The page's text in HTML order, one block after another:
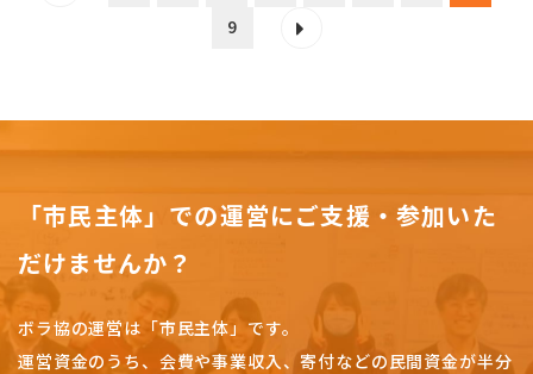
9
「市民主体」での運営にご支援・参加いた
だけませんか？
ボラ協の運営は「市民主体」です。
運営資金のうち、会費や事業収入、寄付などの民間資金が半分